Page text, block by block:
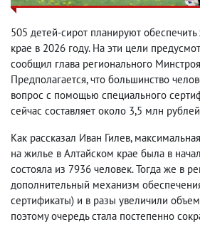
505 детей-сирот планируют
крае в 2026 году. На эти цели
сообщил глава регионального
Предполагается, что большинство
вопрос с помощью специального
сейчас составляет около 3,5 млн
Как рассказал Иван Гилев,
на жилье в Алтайском крае была в
состояла из 7936 человек. Тогда же в
дополнительный механизм
сертификаты) и в разы увеличили
поэтому очередь стала постепенно